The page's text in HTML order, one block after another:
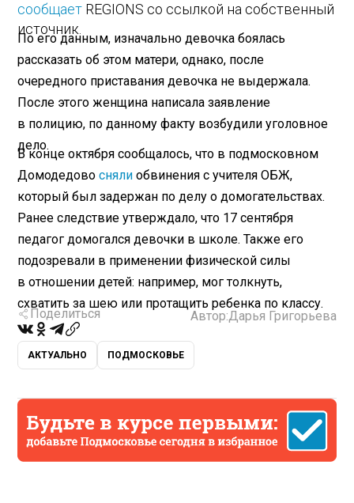
сообщает REGIONS со ссылкой на собственный
источник.
По его данным, изначально девочка боялась
рассказать об этом матери, однако, после
очередного приставания девочка не выдержала.
После этого женщина написала заявление
в полицию, по данному факту возбудили уголовное
дело.
В конце октября сообщалось, что в подмосковном
Домодедовосняли обвинения с учителя ОБЖ,
который был задержан по делу о домогательствах.
Ранее следствие утверждало, что 17 сентября
педагог домогался девочки в школе. Также его
подозревали в применении физической силы
в отношении детей: например, мог толкнуть,
схватить за шею или протащить ребенка по классу.
Поделиться Автор:Дарья Григорьева
АКТУАЛЬНО ПОДМОСКОВЬЕ